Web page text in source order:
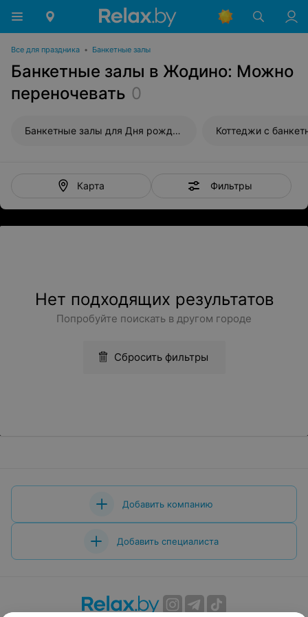
Все для праздника • Банкетные залы
Банкетные залы в Жодино: Можно
переночевать 0
Банкетные залы для Дня рождения Коттеджи с
Карта Фильтры
Нет подходящих результатов
Попробуйте поискать в другом городе
Сбросить фильтры
Добавить компанию
Добавить специалиста